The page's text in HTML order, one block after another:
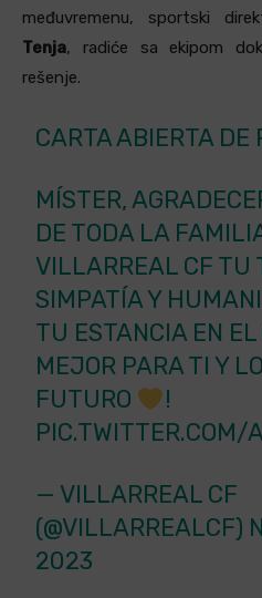
međuvremenu, sportski
Tenja, radiće sa ekipom
rešenje.
CARTA ABIERTA DE
MÍSTER,
DE TODA LA
VILLARREAL CF TU
SIMPATÍA Y
TU ESTANCIA EN EL
MEJOR PARA TI Y
FUTURO
!
PIC.TWITTER.COM/
— VILLARREAL CF
(@VILLARREALCF)
2023